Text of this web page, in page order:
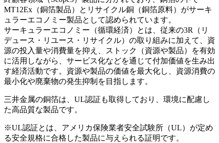
MT12Ex（銅箔製品）とリサイクル銅（銅箔原料）がサーキ
ュラーエコノミー製品として認められています。
サーキュラーエコノミー（循環経済）とは、従来の3R（リ
デュース・リユース・リサイクル）の取り組みに加えて、資
源の投入量や消費量を抑え、ストック（資源や製品）を有効
に活用しながら、サービス化などを通じて付加価値を生み出
す経済活動です。資源や製品の価値を最大化し、資源消費の
最小化や廃棄物の発生抑制を目指します。
三井金属の銅箔は、UL認証も取得しており、環境に配慮し
た高品質な製品です。
※UL認証とは、アメリカ保険業者安全試験所（UL）が定め
る安全規格に合格した製品に与えられる証明です。